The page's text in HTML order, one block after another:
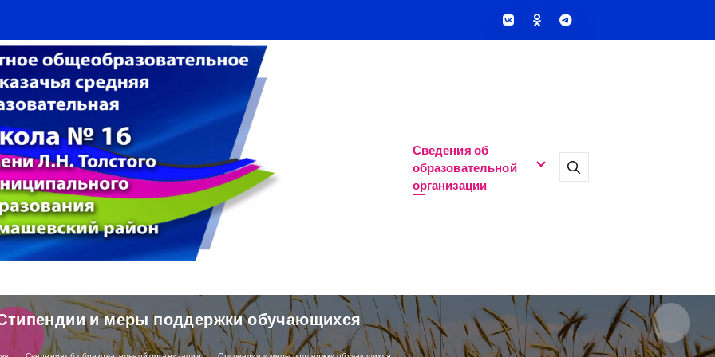
Сведения об
образовательной
организации
и меры поддержки обучающихся